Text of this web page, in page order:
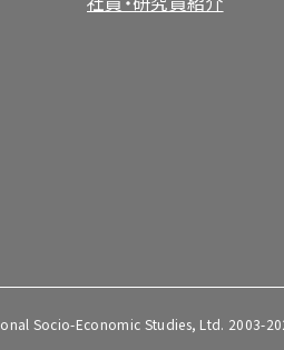
Socio-Economic Studies, Ltd. 2003-